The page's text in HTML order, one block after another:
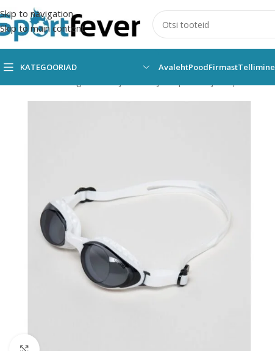
Skip to navigation
Skip to main content
KATEGOORIAD AvalehtPoodFirmastTellimine